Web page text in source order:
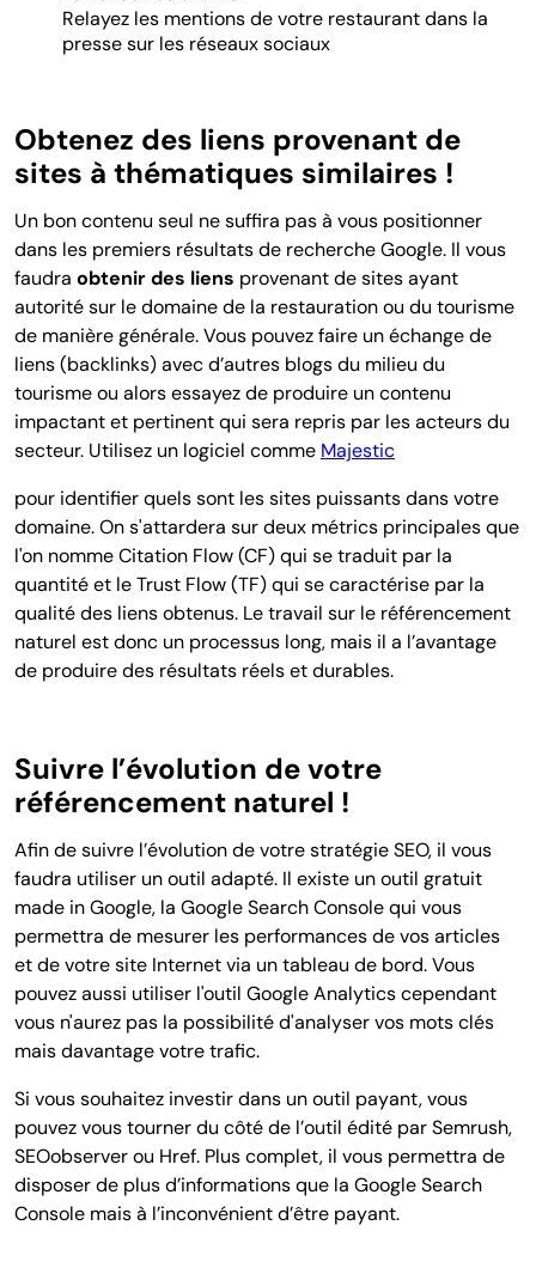
Relayez les mentions de votre restaurant dans la
presse sur les réseaux sociaux
Obtenez des liens provenant de
sites à thématiques similaires !
Un bon contenu seul ne suffira pas à vous positionner
dans les premiers résultats de recherche Google. Il vous
faudra obtenir des liens provenant de sites ayant
autorité sur le domaine de la restauration ou du tourisme
de manière générale. Vous pouvez faire un échange de
liens (backlinks) avec d’autres blogs du milieu du
tourisme ou alors essayez de produire un contenu
impactant et pertinent qui sera repris par les acteurs du
secteur. Utilisez un logiciel comme Majestic
pour identifier quels sont les sites puissants dans votre
domaine. On s'attardera sur deux métrics principales que
l'on nomme Citation Flow (CF) qui se traduit par la
quantité et le Trust Flow (TF) qui se caractérise par la
qualité des liens obtenus. Le travail sur le référencement
naturel est donc un processus long, mais il a l’avantage
de produire des résultats réels et durables.
Suivre l’évolution de votre
référencement naturel !
Afin de suivre l’évolution de votre stratégie SEO, il vous
faudra utiliser un outil adapté. Il existe un outil gratuit
made in Google, la Google Search Console qui vous
permettra de mesurer les performances de vos articles
et de votre site Internet via un tableau de bord. Vous
pouvez aussi utiliser l'outil Google Analytics cependant
vous n'aurez pas la possibilité d'analyser vos mots clés
mais davantage votre trafic.
Si vous souhaitez investir dans un outil payant, vous
pouvez vous tourner du côté de l’outil édité par Semrush,
SEOobserver ou Href. Plus complet, il vous permettra de
disposer de plus d’informations que la Google Search
Console mais à l’inconvénient d’être payant.